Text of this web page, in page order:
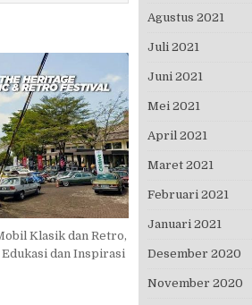
Klasik dan Retro,
dan Inspirasi
Agustus 2021
Juli 2021
Juni 2021
Mei 2021
April 2021
Maret 2021
Februari 2021
Januari 2021
Desember 2020
November 2020